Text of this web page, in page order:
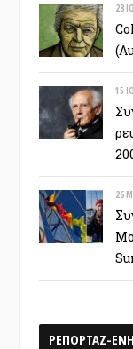
28
15
26
ΡΕΠΟΡΤΑΖ-